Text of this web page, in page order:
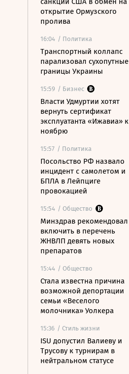
открытие Ормузского
пролива
16:04 / Политика
Транспортный коллапс
парализовал сухопутные
границы Украины
15:59 / Бизнес
Власти Удмуртии хотят
вернуть сертификат
эксплуатанта «Ижавиа» к
ноябрю
15:57 / Политика
Посольство РФ назвало
инцидент с самолетом и
БПЛА в Лейпциге
провокацией
15:54 / Общество
Минздрав рекомендовал
включить в перечень
ЖНВЛП девять новых
препаратов
15:44 / Общество
Стала известна причина
возможной депортации
семьи «Веселого
молочника» Уолкера
15:36 / Стиль жизни
ISU допустил Валиеву и
Трусову к турнирам в
нейтральном статусе